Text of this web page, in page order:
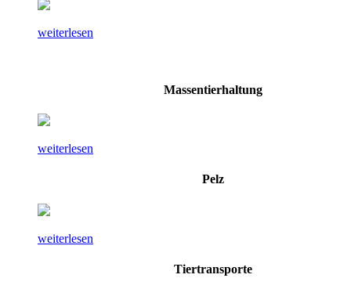
weiterlesen
Massentierhaltung
weiterlesen
Pelz
weiterlesen
Tiertransporte